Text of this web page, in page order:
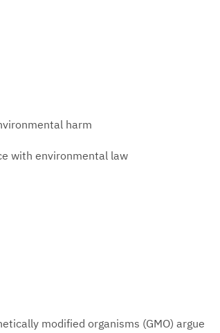
harm
with environmental law
modified organisms (GMO) argue